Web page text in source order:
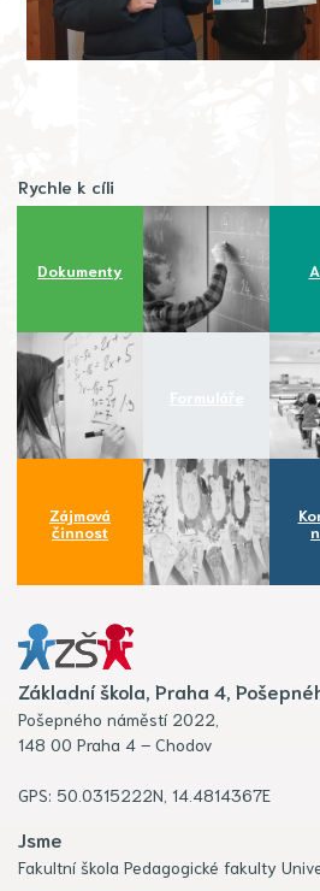
Rychle k cíli
Dokumenty
Zájmová
činnost
Základní škola, Praha 4,
Pošepného náměstí 2022,
148 00 Praha 4 – Chodov
GPS: 50.0315222N, 14.4814367E
Jsme
Fakultní škola Pedagogické fakulty